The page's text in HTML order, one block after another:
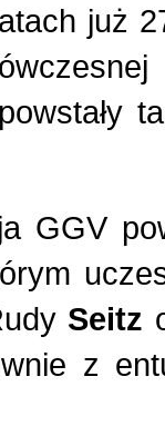
już
GGV
Seitz
z